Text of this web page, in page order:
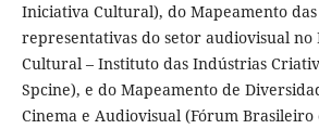
Iniciativa Cultural), do Mapeamento
representativas do setor audiovisual
Cultural – Instituto das Indústrias
Spcine), e do Mapeamento de
Cinema e Audiovisual (Fórum Brasileiro